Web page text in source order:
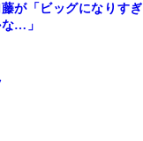
が「ビッグになりすぎ
…」